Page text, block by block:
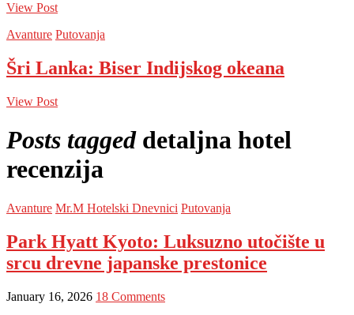
View Post
Avanture Putovanja
Šri Lanka: Biser Indijskog okeana
View Post
Posts tagged detaljna hotel
recenzija
Avanture Mr.M Hotelski Dnevnici Putovanja
Park Hyatt Kyoto: Luksuzno utočište u
srcu drevne japanske prestonice
January 16, 2026 18 Comments